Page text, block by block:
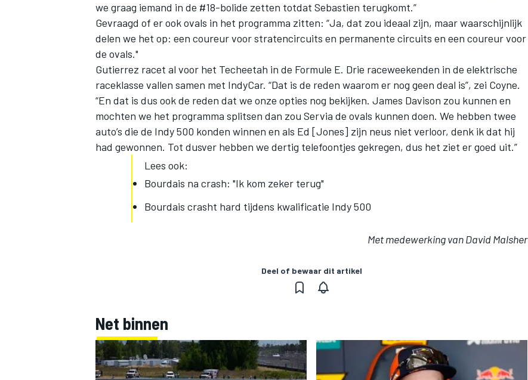
we graag iemand in de #18-bolide zetten totdat Sebastien terugkomt.”
Gevraagd of er ook ovals in het programma zitten: “Ja, dat zou ideaal zijn, maar waarschijnlijk
delen we het op: een coureur voor stratencircuits en permanente circuits en een coureur voor
de ovals."
Gutierrez racet al voor het Techeetah in de Formule E. Drie raceweekenden in de elektrische
raceklasse vallen samen met IndyCar. “Dat is de reden waarom er nog geen deal is”, zei Coyne.
“En dat is dus ook de reden dat we onze opties nog bekijken. James Davison zou kunnen en
mochten we het programma splitsen dan zou Servia de ovals kunnen doen. We hebben twee
auto’s die de Indy 500 konden winnen en als Ed [Jones] zijn neus niet verloor, denk ik dat hij
had gewonnen. Tot dusver hebben we dertig telefoontjes gekregen, dus het ziet er goed uit.”
Lees ook:
Bourdais na crash: "Ik kom zeker terug"
Bourdais crasht hard tijdens kwalificatie Indy 500
Met medewerking van David Malsher
Deel of bewaar dit artikel
Net binnen